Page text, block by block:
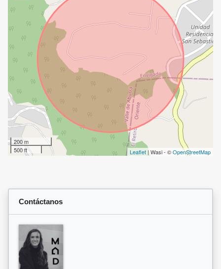
200 m
500 ft
Leaflet | Wasi - ©OpenStreetMap
Contáctanos